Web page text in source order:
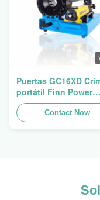
Puertas GC16XD
portátil Finn Power
P16HP Crimper de
hidráulico manual
venta
Contact Now